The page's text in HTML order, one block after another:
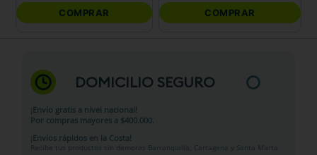
COMPRAR COMPRAR
DOMICILIO SEGURO
¡Envío gratis a nivel nacional!
Por compras mayores a $400.000.
¡Envíos rápidos en la Costa!
Recibe tus productos sin demoras Barranquilla, Cartagena y Santa Marta.